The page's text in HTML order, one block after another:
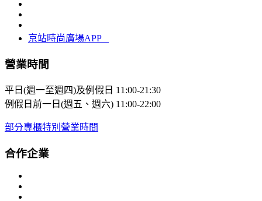
京站時尚廣場APP
營業時間
平日(週一至週四)及例假日 11:00-21:30
例假日前一日(週五、週六) 11:00-22:00
部分專櫃特別營業時間
合作企業